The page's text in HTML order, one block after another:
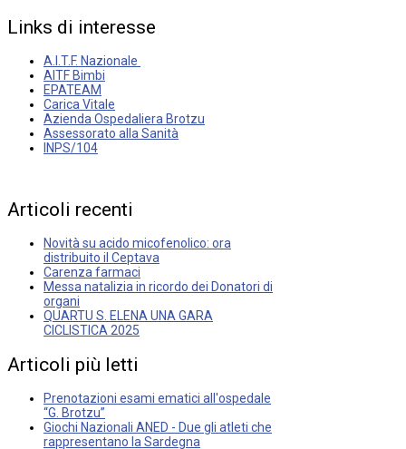
Links di interesse
A.I.T.F. Nazionale
AITF Bimbi
EPATEAM
Carica Vitale
Azienda Ospedaliera Brotzu
Assessorato alla Sanità
INPS/104
Articoli recenti
Novità su acido micofenolico: ora
distribuito il Ceptava
Carenza farmaci
Messa natalizia in ricordo dei Donatori di
organi
QUARTU S. ELENA UNA GARA
CICLISTICA 2025
Articoli più letti
Prenotazioni esami ematici all'ospedale
“G. Brotzu”
Giochi Nazionali ANED - Due gli atleti che
rappresentano la Sardegna